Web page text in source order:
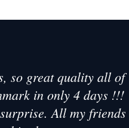
so great quality all of
in only 4 days !!!
All my friends